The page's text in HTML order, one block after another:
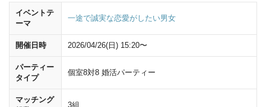
イベントテ
ーマ
一途で誠実な恋愛がしたい男女
開催日時 2026/04/26(日) 15:20〜
パーティー
タイプ
個室8対8 婚活パーティー
マッチング
3組